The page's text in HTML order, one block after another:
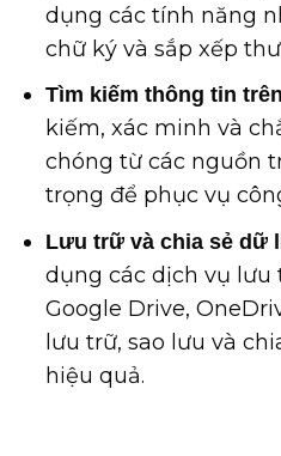
dụng các tính năng
chữ ký và sắp xếp
Tìm kiếm thông tin
kiếm, xác minh và
chóng từ các nguồn
trọng để phục vụ
Lưu trữ và chia sẻ dữ
dụng các dịch vụ
Google Drive,
lưu trữ, sao lưu và
hiệu quả.